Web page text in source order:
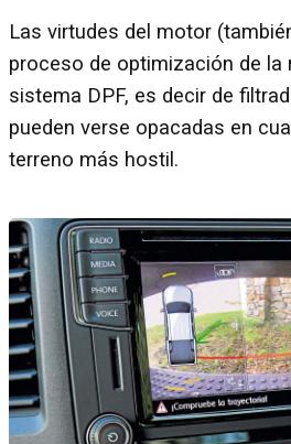
Las virtudes del motor
proceso de optimización de la
sistema DPF, es decir de
pueden verse opacadas en
terreno más hostil.